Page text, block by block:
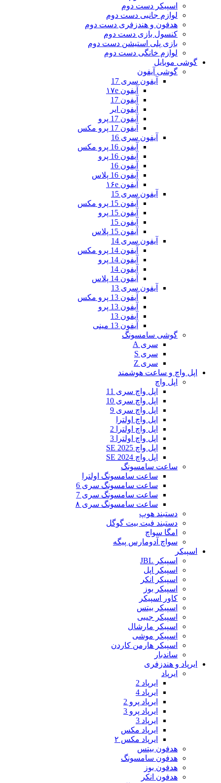
اسپیکر دست دوم
لوازم جانبی دست دوم
هدفون و هندزفری دست دوم
کنسول بازی دست دوم
بازی پلی استیشن دست دوم
لوازم خانگی دست دوم
گوشی موبایل
گوشی آیفون
آیفون سری 17
آیفون ۱۷e
آیفون 17
آیفون ایر
آیفون 17 پرو
آیفون 17 پرو مکس
آیفون سری 16
آیفون 16 پرو مکس
آیفون 16 پرو
آیفون 16
آیفون 16 پلاس
آیفون ۱۶e
آیفون سری 15
آیفون 15 پرو مکس
آیفون 15 پرو
آیفون 15
آیفون 15 پلاس
آیفون سری 14
آیفون 14 پرو مکس
آیفون 14 پرو
آیفون 14
آیفون 14 پلاس
آیفون سری 13
آیفون 13 پرو مکس
آیفون 13 پرو
آیفون 13
آیفون 13 مینی
گوشی سامسونگ
سری A
سری S
سری Z
اپل واچ و ساعت هوشمند
اپل واچ
اپل واچ سری 11
اپل واچ سری 10
اپل واچ سری 9
اپل واچ اولترا
اپل واچ اولترا 2
اپل واچ اولترا 3
اپل واچ SE 2025
اپل واچ SE 2024
ساعت سامسونگ
ساعت سامسونگ اولترا
ساعت سامسونگ سری 6
ساعت سامسونگ سری 7
ساعت سامسونگ سری ۸
دستبند هوپ
دستبند فیت بیت گوگل
امگا سواچ
سواچ آدومارس پیگه
اسپیکر
اسپیکر JBL
اسپیکر اپل
اسپیکر انکر
اسپیکر بوز
کاور اسپیکر
اسپیکر بیتس
اسپیکر جیبی
اسپیکر مارشال
اسپیکر موشی
اسپیکر هارمن کاردن
ساندبار
ایرپاد و هندزفری
ایرپاد
ایرپاد 2
ایرپاد 4
ایرپاد پرو 2
ایرپاد پرو 3
ایرپاد 3
ایرپاد مکس
ایرپاد مکس ۲
هدفون بیتس
هدفون سامسونگ
هدفون بوز
هدفون انکر